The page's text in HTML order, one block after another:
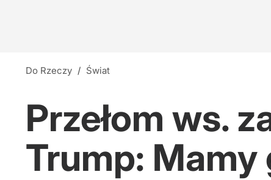
Do Rzeczy / Świat
Przełom ws.
Trump: Mamy